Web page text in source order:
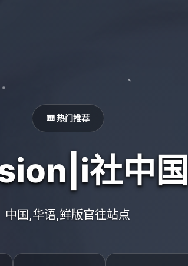
🎹 热门推荐
社中国
中国,华语,鲜版官往站点